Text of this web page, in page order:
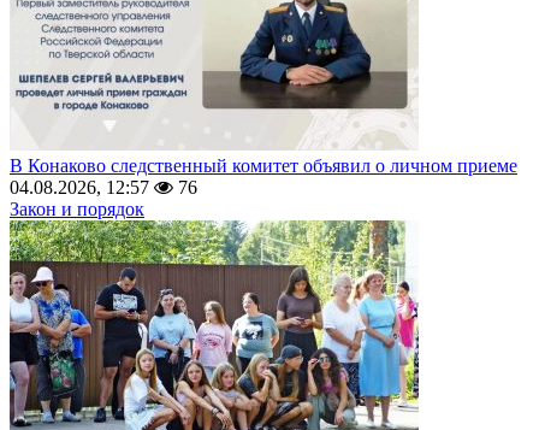
В Конаково следственный комитет объявил о личном приеме
04.08.2026, 12:57
76
Закон и порядок